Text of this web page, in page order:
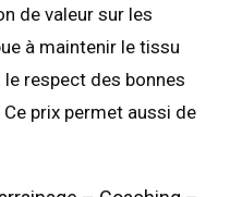
de valeur sur les
à maintenir le tissu
respect des bonnes
prix permet aussi de